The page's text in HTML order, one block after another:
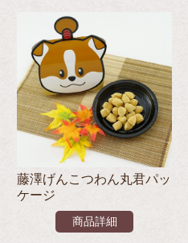
藤澤げんこつわん丸君パッ
ケージ
商品詳細